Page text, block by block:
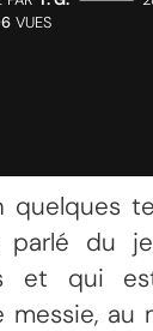
VUES
quelques
parlé du
et qui
messie, au